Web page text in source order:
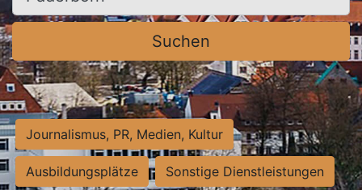
Suchen
Journalismus, PR, Medien, Kultur
Ausbildungsplätze Sonstige Dienstleistungen